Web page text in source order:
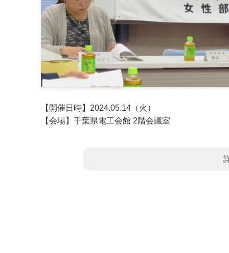
【開催日時】2024.05.14（火）
【会場】千葉県電工会館 2階会議室